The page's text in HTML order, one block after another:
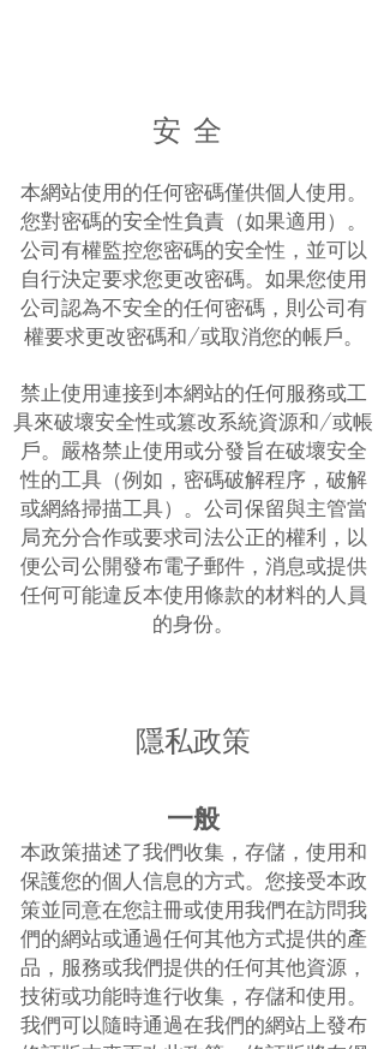
安全
本網站使用的任何密碼僅供個人使用。
您對密碼的安全性負責（如果適用）。
公司有權監控您密碼的安全性，並可以
自行決定要求您更改密碼。如果您使用
公司認為不安全的任何密碼，則公司有
權要求更改密碼和/或取消您的帳戶。
禁止使用連接到本網站的任何服務或工
具來破壞安全性或篡改系統資源和/或帳
戶。嚴格禁止使用或分發旨在破壞安全
性的工具（例如，密碼破解程序，破解
或網絡掃描工具）。公司保留與主管當
局充分合作或要求司法公正的權利，以
便公司公開發布電子郵件，消息或提供
任何可能違反本使用條款的材料的人員
的身份。
隱私政策
一般
本政策描述了我們收集，存儲，使用和
保護您的個人信息的方式。您接受本政
策並同意在您註冊或使用我們在訪問我
們的網站或通過任何其他方式提供的產
品，服務或我們提供的任何其他資源，
技術或功能時進行收集，存儲和使用。
我們可以隨時通過在我們的網站上發布